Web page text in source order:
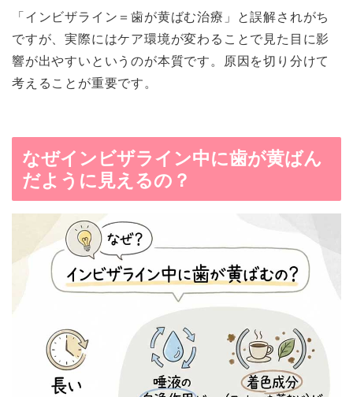
「インビザライン＝歯が黄ばむ治療」と誤解されがち
ですが、実際にはケア環境が変わることで見た目に影
響が出やすいというのが本質です。原因を切り分けて
考えることが重要です。
なぜインビザライン中に歯が黄ばん
だように見えるの？